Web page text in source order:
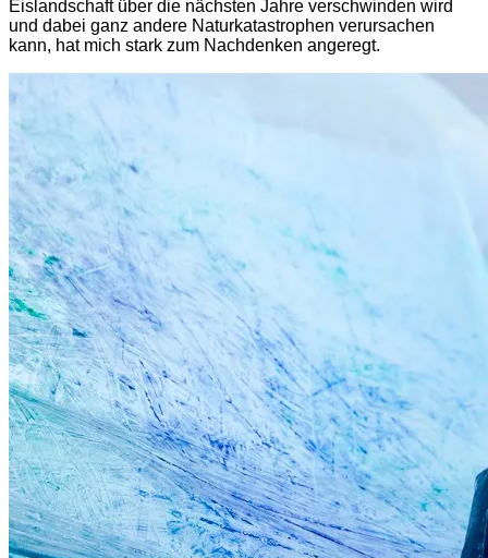
Eislandschaft über die nächsten Jahre verschwinden wird
und dabei ganz andere Naturkatastrophen verursachen